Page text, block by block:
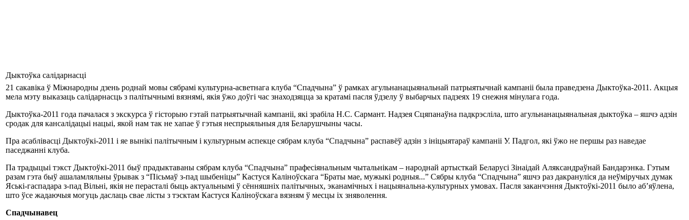
Дыктоўка салідарнасці
21 сакавіка ў Міжнародны дзень роднай мовы сябрамі культурна-асветнага клуба “Спадчына” ў рамках агульнанацыянальнай патрыятычнай кампаніі была праведзена Дыктоўка-2011. Акцыя
мела мэту выказаць салідарнасць з палітычнымі вязнямі, якія ўжо доўгі час знаходзяцца за кратамі пасля ўдзелу ў выбарчых падзеях 19 снежня мінулага года.
Дыктоўка-2011 года пачалася з экскурса ў гісторыю гэтай патрыятычнай кампаніі, які зрабіла Н.С. Сармант. Надзея Сцяпанаўна падкрэсліла, што агульнанацыянальная дыктоўка – яшчэ адзін
сродак для кансалідацыі нацыі, якой нам так не хапае ў гэтыя неспрыяльныя для Беларушчыны часы.
Пра асаблівасці Дыктоўкі-2011 і яе вынікі палітычным і культурным аспекце сябрам клуба “Спадчына” распавёў адзін з ініцыятараў кампаніі У. Падгол, які ўжо не першы раз наведае
паседжанні клуба.
Па традыцыі тэкст Дыктоўкі-2011 быў прадыктаваны сябрам клуба “Спадчына” прафесіянальным чытальнікам – народнай артысткай Беларусі Зiнаiдай Аляксандраўнай Бандарэнка. Гэтым
разам гэта быў ашаламляльны ўрывак з “Пісьмаў з-пад шыбеніцы” Кастуся Каліноўскага “Браты мае, мужыкі родныя...” Сябры клуба “Спадчына” яшчэ раз дакрануліся да неўміручых думак
Яські-гаспадара з-пад Вільні, якія не перасталі быць актуальнымі ў сённяшніх палітычных, эканамічных і нацыянальна-культурных умовах. Пасля заканчэння Дыктоўкі-2011 было аб’яўлена,
што ўсе жадаючыя могуць даслаць свае лісты з тэсктам Кастуся Каліноўскага вязням ў месцы іх зняволення.
Спадчынавец